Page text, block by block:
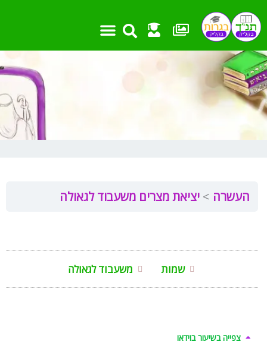
לתוכן
העשרה יציאת מצרים משעבוד לגאולה
שמות משעבוד לגאולה
צפייה בשיעור בוידאו